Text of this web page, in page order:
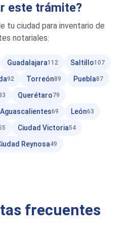
este trámite?
tu ciudad para inventario de
notariales:
Guadalajara112 Saltillo107
92 Torreón89 Puebla87
Querétaro79
Aguascalientes69 León63
Ciudad Victoria54
Reynosa49
frecuentes